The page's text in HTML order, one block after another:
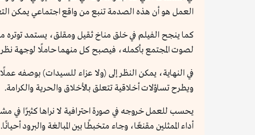
العمل هو أن هذه الصدمة تنبع من واقع اجتماعي يمكن
كما ينجح الفيلم في خلق مناخ ثقيل ومقلق، يستمد توتره
لصوت المجتمع بأكمله، فيصبح كل منهما حاملًا لوجهة
في النهاية، يمكن النظر إلى (ولا عزاء للسيدات) بوصفه
ويطرح تساؤلات أخلاقية تتعلق بالأخلاق والحرية والكرامة.
يحسب للعمل خروجه في صورة احترافية لا نراها كثيرًا في
أداء الممثلين مقنعًا، وجاء متخبطًا بين المبالغة والبرود